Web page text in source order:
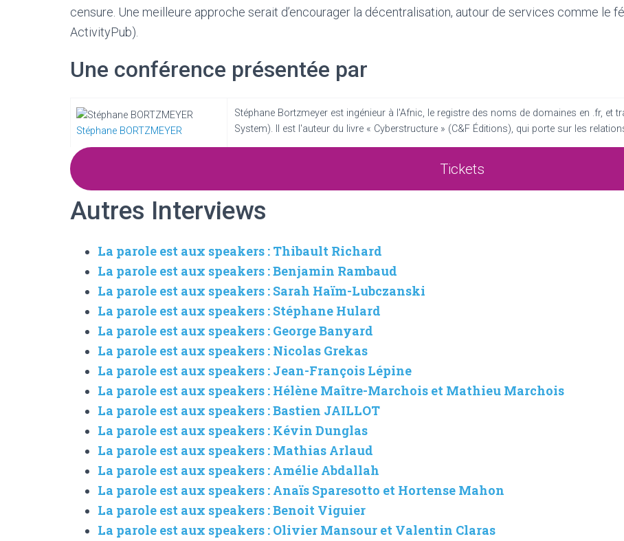
censure. Une meilleure approche serait d’encourager la décentralisation, autour de services comme le
ActivityPub).
Une conférence présentée par
Stéphane BORTZMEYER
Stéphane Bortzmeyer est ingénieur à l'Afnic, le registre des noms de domaines en .fr, et
System). Il est l'auteur du livre « Cyberstructure » (C&F Éditions), qui porte sur les
Tickets
Autres Interviews
La parole est aux speakers : Thibault Richard
La parole est aux speakers : Benjamin Rambaud
La parole est aux speakers : Sarah Haïm-Lubczanski
La parole est aux speakers : Stéphane Hulard
La parole est aux speakers : George Banyard
La parole est aux speakers : Nicolas Grekas
La parole est aux speakers : Jean-François Lépine
La parole est aux speakers : Hélène Maître-Marchois et Mathieu Marchois
La parole est aux speakers : Bastien JAILLOT
La parole est aux speakers : Kévin Dunglas
La parole est aux speakers : Mathias Arlaud
La parole est aux speakers : Amélie Abdallah
La parole est aux speakers : Anaïs Sparesotto et Hortense Mahon
La parole est aux speakers : Benoit Viguier
La parole est aux speakers : Olivier Mansour et Valentin Claras